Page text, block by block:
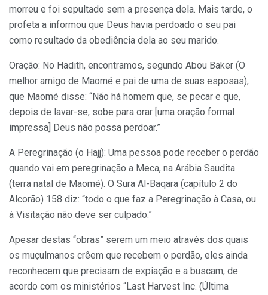
morreu e foi sepultado sem a presença dela. Mais tarde, o
profeta a informou que Deus havia perdoado o seu pai
como resultado da obediência dela ao seu marido.
Oração: No Hadith, encontramos, segundo Abou Baker (O
melhor amigo de Maomé e pai de uma de suas esposas),
que Maomé disse: “Não há homem que, se pecar e que,
depois de lavar-se, sobe para orar [uma oração formal
impressa] Deus não possa perdoar.”
A Peregrinação (o Hajj): Uma pessoa pode receber o perdão
quando vai em peregrinação a Meca, na Arábia Saudita
(terra natal de Maomé). O Sura Al-Baqara (capítulo 2 do
Alcorão) 158 diz: “todo o que faz a Peregrinação à Casa, ou
à Visitação não deve ser culpado.”
Apesar destas “obras” serem um meio através dos quais
os muçulmanos crêem que recebem o perdão, eles ainda
reconhecem que precisam de expiação e a buscam, de
acordo com os ministérios “Last Harvest Inc. (Última